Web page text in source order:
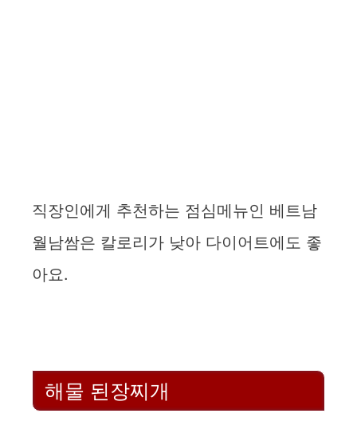
직장인에게 추천하는 점심메뉴인 베트남
월남쌈은 칼로리가 낮아 다이어트에도 좋
아요.
해물 된장찌개